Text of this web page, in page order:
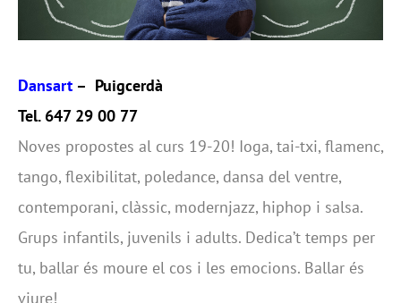
Dansart – Puigcerdà
Tel. 647 29 00 77
Noves propostes al curs 19-20! Ioga, tai-txi, flamenc,
tango, flexibilitat, poledance, dansa del ventre,
contemporani, clàssic, modernjazz, hiphop i salsa.
Grups infantils, juvenils i adults. Dedica’t temps per
tu, ballar és moure el cos i les emocions. Ballar és
viure!